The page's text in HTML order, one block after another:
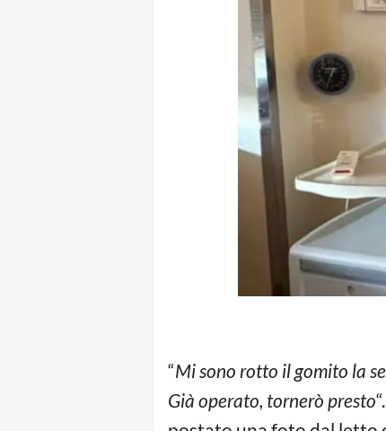
“Mi sono rotto il gomito la
Già operato, tornerò presto